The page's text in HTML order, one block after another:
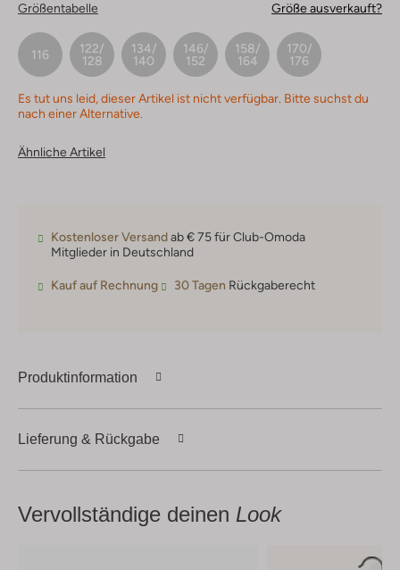
Größentabelle Größe ausverkauft?
116
122/
128
134/
140
146/
152
158/
164
170/
176
Es tut uns leid, dieser Artikel ist nicht verfügbar. Bitte suchst du
nach einer Alternative.
Ähnliche Artikel
Kostenloser Versandab € 75 für Club-Omoda
Mitglieder in Deutschland
Kauf auf Rechnung 30 Tagen Rückgaberecht
Produktinformation
Lieferung & Rückgabe
Vervollständige deinen Look